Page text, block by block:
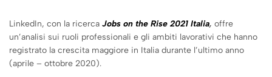
LinkedIn, con la ricerca Jobs on the Rise 2021 Italia, offre
un’analisi sui ruoli professionali e gli ambiti lavorativi che hanno
registrato la crescita maggiore in Italia durante l’ultimo anno
(aprile – ottobre 2020).